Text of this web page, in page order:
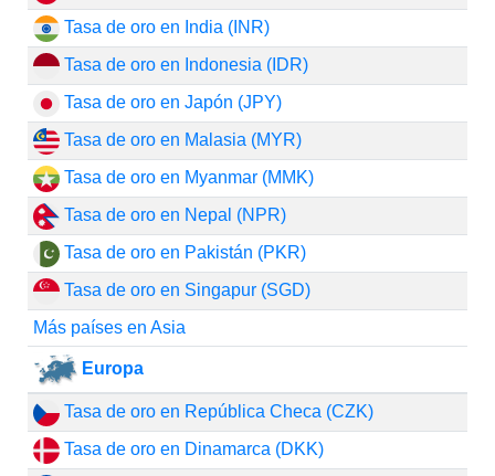
Tasa de oro en India (INR)
Tasa de oro en Indonesia (IDR)
Tasa de oro en Japón (JPY)
Tasa de oro en Malasia (MYR)
Tasa de oro en Myanmar (MMK)
Tasa de oro en Nepal (NPR)
Tasa de oro en Pakistán (PKR)
Tasa de oro en Singapur (SGD)
Más países en Asia
Europa
Tasa de oro en República Checa (CZK)
Tasa de oro en Dinamarca (DKK)